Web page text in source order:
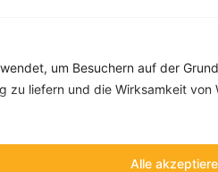
um Besuchern auf der
zu liefern und die Wirksamkeit von
Alle
Werde Teil